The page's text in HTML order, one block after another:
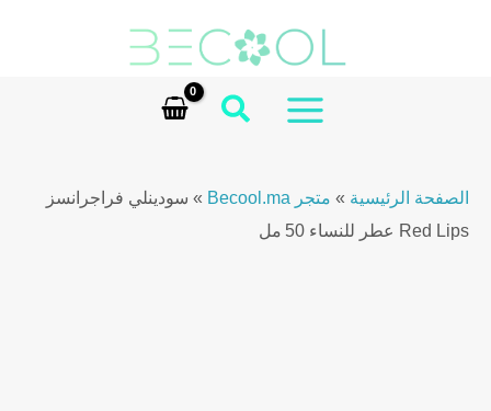
MAIN
الصفحة الرئيسية » متجر Becool.ma » سودينلي فراجرانسز
Red Lips عطر للنساء 50 مل